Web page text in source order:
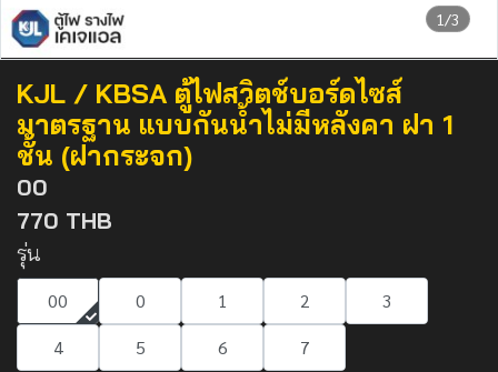
1/3
KJL / KBSA ตู้ไฟสวิตช์บอร์ดไซส์
มาตรฐาน แบบกันน้ำไม่มีหลังคา ฝา 1
ชั้น (ฝากระจก)
00
770 THB
รุ่น
00 0 1 2
3
4
5 6 7